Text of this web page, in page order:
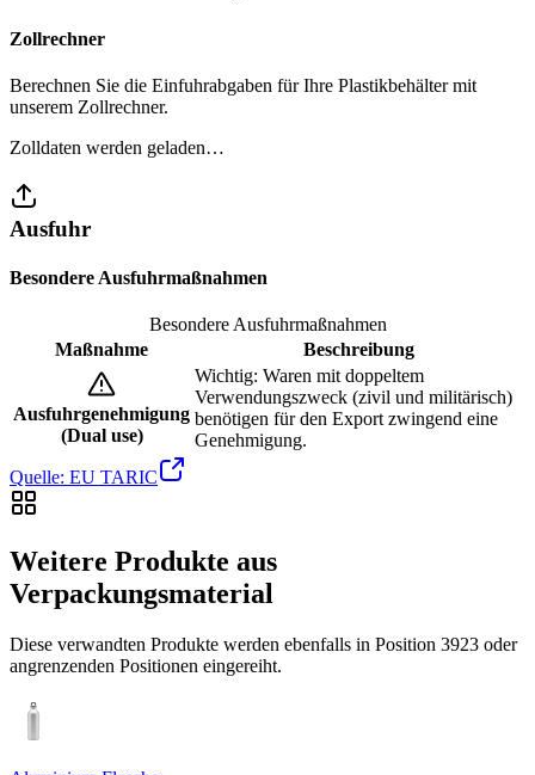
Zollrechner
Berechnen Sie die Einfuhrabgaben für Ihre Plastikbehälter mit
unserem Zollrechner.
Zolldaten werden geladen…
Ausfuhr
Besondere Ausfuhrmaßnahmen
Besondere Ausfuhrmaßnahmen
Maßnahme
Beschreibung
Ausfuhrgenehmigung
(Dual use)
Wichtig: Waren mit doppeltem
Verwendungszweck (zivil und militärisch)
benötigen für den Export zwingend eine
Genehmigung.
Quelle: EU TARIC
Weitere Produkte aus
Verpackungsmaterial
Diese verwandten Produkte werden ebenfalls in Position 3923 oder
angrenzenden Positionen eingereiht.